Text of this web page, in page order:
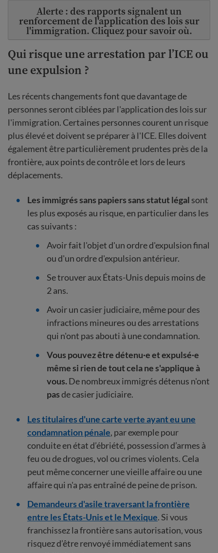
Alerte : des rapports signalent un
renforcement de l'application des lois sur
l'immigration. Cliquez pour savoir où.
Qui risque une arrestation par l’ICE ou
une expulsion ?
Les récents changements font que davantage de
personnes seront ciblées par l'application des lois sur
l'immigration. Certaines personnes courent un risque
plus élevé et doivent se préparer à l'ICE. Elles doivent
également être particulièrement prudentes près de la
frontière, aux points de contrôle et lors de leurs
déplacements.
Les immigrés sans papiers sans statut légal sont
les plus exposés au risque, en particulier dans les
cas suivants :
Avoir fait l'objet d'un ordre d'expulsion final
ou d'un ordre d'expulsion antérieur.
Se trouver aux États-Unis depuis moins de
2 ans.
Avoir un casier judiciaire, même pour des
infractions mineures ou des arrestations
qui n'ont pas abouti à une condamnation.
Vous pouvez être détenu·e et expulsé·e
même si rien de tout cela ne s'applique à
vous.De nombreux immigrés détenus n'ont
pasde casier judiciaire.
Les titulaires d'une carte verte ayant eu une
condamnation pénale, par exemple pour
conduite en état d’ébriété, possession d’armes à
feu ou de drogues, vol ou crimes violents. Cela
peut même concerner une vieille affaire ou une
affaire qui n'a pas entraîné de peine de prison.
Demandeurs d'asile traversant la frontière
entre les États-Unis et le Mexique. Si vous
franchissez la frontière sans autorisation, vous
risquez d’être renvoyé immédiatement sans